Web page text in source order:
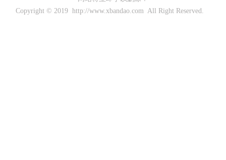
Copyright © 2019 http://www.xbandao.com All Right Reserved.